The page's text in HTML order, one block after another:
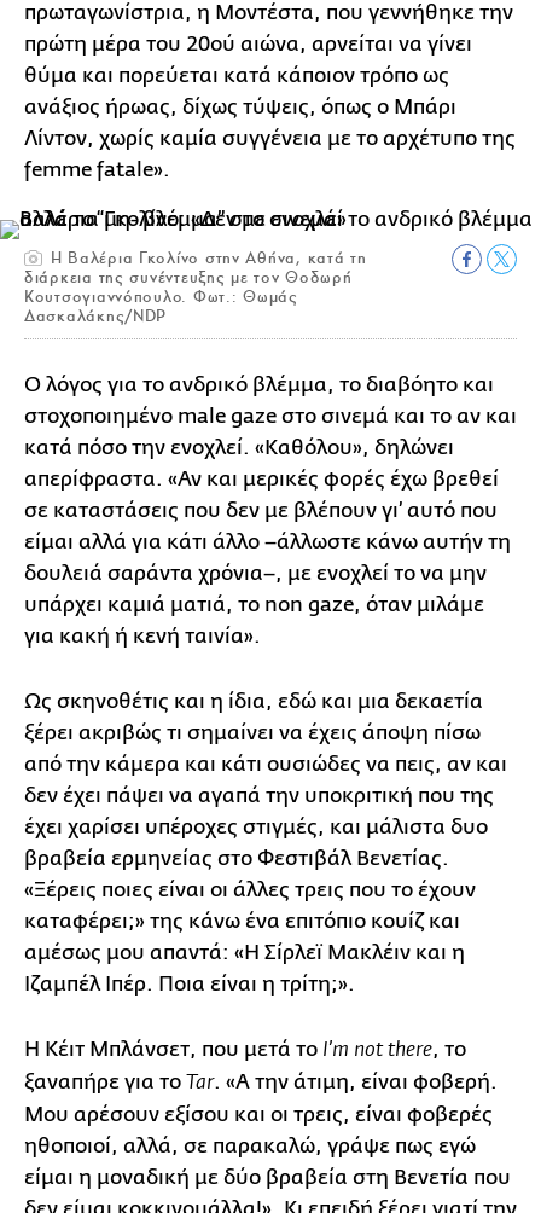
πρωταγωνίστρια, η Μοντέστα, που γεννήθηκε την
πρώτη μέρα του 20ού αιώνα, αρνείται να γίνει
θύμα και πορεύεται κατά κάποιον τρόπο ως
ανάξιος ήρωας, δίχως τύψεις, όπως ο Μπάρι
Λίντον, χωρίς καμία συγγένεια με το αρχέτυπο της
femme fatale».
Η Βαλέρια Γκολίνο στην Αθήνα, κατά τη
διάρκεια της συνέντευξης με τον Θοδωρή
Κουτσογιαννόπουλο. Φωτ.: Θωμάς
Δασκαλάκης/NDP
Ο λόγος για το ανδρικό βλέμμα, το διαβόητο και
στοχοποιημένο male gaze στο σινεμά και το αν και
κατά πόσο την ενοχλεί. «Καθόλου», δηλώνει
απερίφραστα. «Αν και μερικές φορές έχω βρεθεί
σε καταστάσεις που δεν με βλέπουν γι’ αυτό που
είμαι αλλά για κάτι άλλο –άλλωστε κάνω αυτήν τη
δουλειά σαράντα χρόνια–, με ενοχλεί το να μην
υπάρχει καμιά ματιά, το non gaze, όταν μιλάμε
για κακή ή κενή ταινία».
Ως σκηνοθέτις και η ίδια, εδώ και μια δεκαετία
ξέρει ακριβώς τι σημαίνει να έχεις άποψη πίσω
από την κάμερα και κάτι ουσιώδες να πεις, αν και
δεν έχει πάψει να αγαπά την υποκριτική που της
έχει χαρίσει υπέροχες στιγμές, και μάλιστα δυο
βραβεία ερμηνείας στο Φεστιβάλ Βενετίας.
«Ξέρεις ποιες είναι οι άλλες τρεις που το έχουν
καταφέρει;» της κάνω ένα επιτόπιο κουίζ και
αμέσως μου απαντά: «Η Σίρλεϊ Μακλέιν και η
Ιζαμπέλ Ιπέρ. Ποια είναι η τρίτη;».
Η Κέιτ Μπλάνσετ, που μετά το I’m not there, το
ξαναπήρε για το Tar. «Α την άτιμη, είναι φοβερή.
Μου αρέσουν εξίσου και οι τρεις, είναι φοβερές
ηθοποιοί, αλλά, σε παρακαλώ, γράψε πως εγώ
είμαι η μοναδική με δύο βραβεία στη Βενετία που
δεν είμαι κοκκινομάλλα!». Κι επειδή ξέρει γιατί την